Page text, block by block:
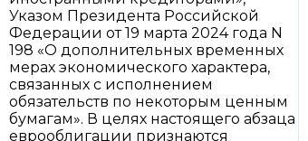
Указом Президента Российской
Федерации от 19 марта 2024 года N
198 «О дополнительных временных
мерах экономического характера,
связанных с исполнением
обязательств по некоторым ценным
бумагам». В целях настоящего абзаца
еврооблигации признаются